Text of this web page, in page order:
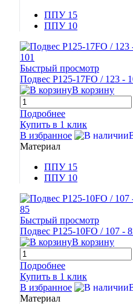
ППУ 15
ППУ 10
Быстрый просмотр
Подвес Р125-17FO / 123 -
В корзину
Подробнее
Купить в 1 клик
В избранное
Материал
ППУ 15
ППУ 10
Быстрый просмотр
Подвес Р125-10FO / 107 -
В корзину
Подробнее
Купить в 1 клик
В избранное
Материал